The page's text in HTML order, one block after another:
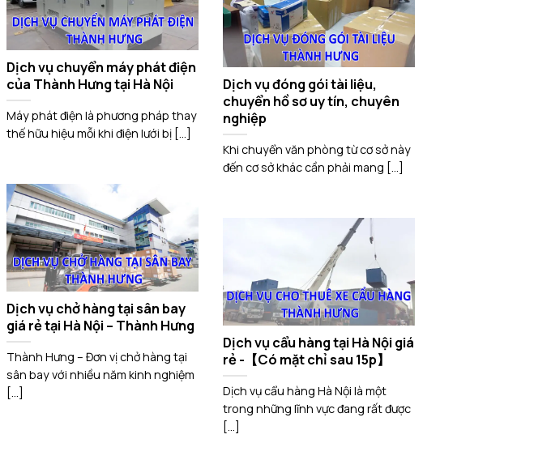
Dịch vụ chuyển máy phát điện
của Thành Hưng tại Hà Nội
Máy phát điện là phương pháp thay
thế hữu hiệu mỗi khi điện lưới bị [...]
Dịch vụ đóng gói tài liệu,
chuyển hồ sơ uy tín, chuyên
nghiệp
Khi chuyển văn phòng từ cơ sở này
đến cơ sở khác cần phải mang [...]
Dịch vụ chở hàng tại sân bay
giá rẻ tại Hà Nội – Thành Hưng
Thành Hưng – Đơn vị chở hàng tại
sân bay với nhiều năm kinh nghiệm
[...]
Dịch vụ cẩu hàng tại Hà Nội giá
rẻ -【Có mặt chỉ sau 15p】
Dịch vụ cẩu hàng Hà Nội là một
trong những lĩnh vực đang rất được
[...]